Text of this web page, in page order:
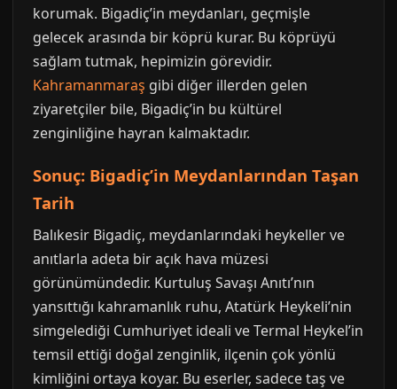
korumak. Bigadiç’in meydanları, geçmişle
gelecek arasında bir köprü kurar. Bu köprüyü
sağlam tutmak, hepimizin görevidir.
Kahramanmaraş gibi diğer illerden gelen
ziyaretçiler bile, Bigadiç’in bu kültürel
zenginliğine hayran kalmaktadır.
Sonuç: Bigadiç’in Meydanlarından Taşan
Tarih
Balıkesir Bigadiç, meydanlarındaki heykeller ve
anıtlarla adeta bir açık hava müzesi
görünümündedir. Kurtuluş Savaşı Anıtı’nın
yansıttığı kahramanlık ruhu, Atatürk Heykeli’nin
simgelediği Cumhuriyet ideali ve Termal Heykel’in
temsil ettiği doğal zenginlik, ilçenin çok yönlü
kimliğini ortaya koyar. Bu eserler, sadece taş ve